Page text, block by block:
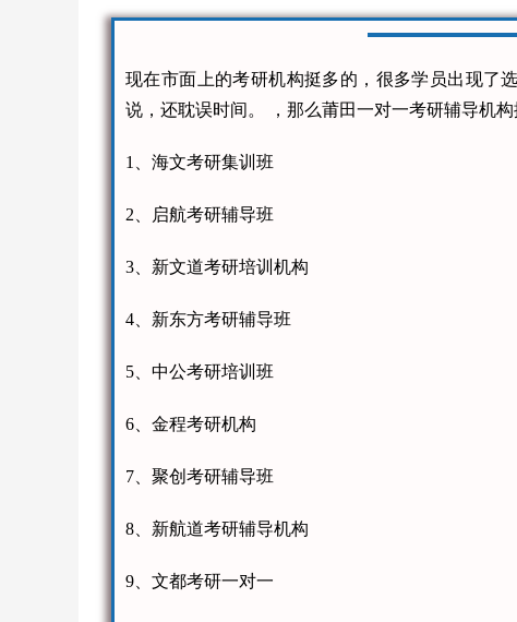
现在市面上的考研机构挺多的，很多学员出现了
说，还耽误时间。 ，那么莆田一对一考研辅导机
1、海文考研集训班
2、启航考研辅导班
3、新文道考研培训机构
4、新东方考研辅导班
5、中公考研培训班
6、金程考研机构
7、聚创考研辅导班
8、新航道考研辅导机构
9、文都考研一对一